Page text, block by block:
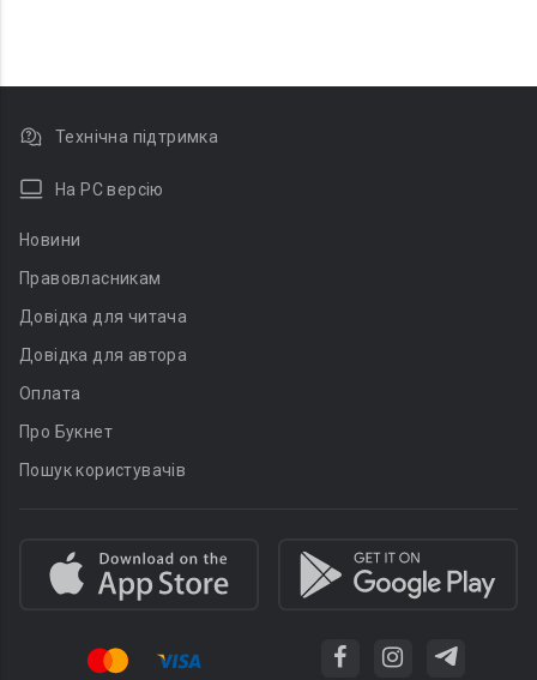
Технічна підтримка
На PC версію
Новини
Правовласникам
Довідка для читача
Довідка для автора
Оплата
Про Букнет
Пошук користувачів